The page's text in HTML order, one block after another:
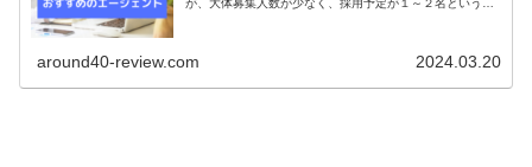
が、大体募集人数が少なく、採用予定が１～２名というこ
around40-review.com 2024.03.20